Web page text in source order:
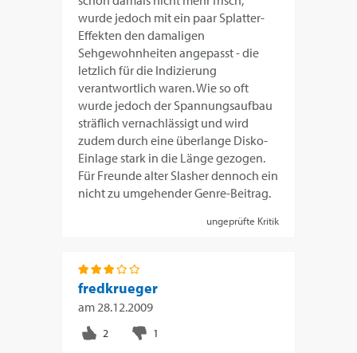
wurde jedoch mit ein paar Splatter-
Effekten den damaligen
Sehgewohnheiten angepasst - die
letzlich für die Indizierung
verantwortlich waren. Wie so oft
wurde jedoch der Spannungsaufbau
sträflich vernachlässigt und wird
zudem durch eine überlange Disko-
Einlage stark in die Länge gezogen.
Für Freunde alter Slasher dennoch ein
nicht zu umgehender Genre-Beitrag.
ungeprüfte Kritik
fredkrueger
am 28.12.2009